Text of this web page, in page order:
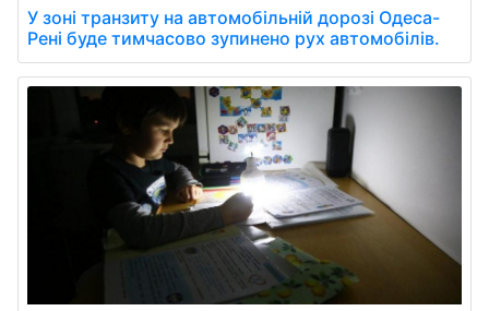
У зоні транзиту на автомобільній дорозі Одеса-
Рені буде тимчасово зупинено рух автомобілів.